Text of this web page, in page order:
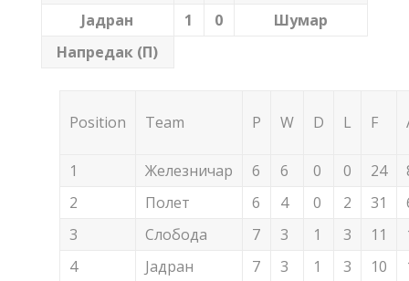
Јадран
1 0
Шумар
Напредак (П)
Position Team P W D L F
1 Железничар 6 6 0 0 24
2
Полет 6 4 0 2 31
3
Слобода 7 3 1 3 11
4
Јадран 7 3 1 3 10